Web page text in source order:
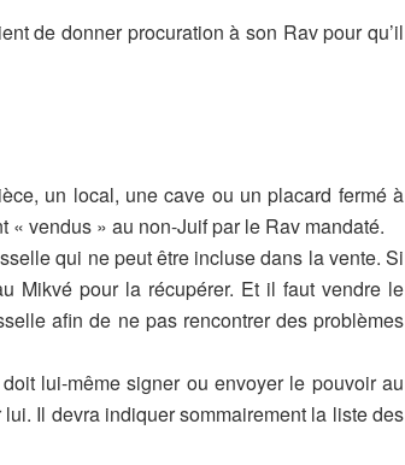
dedonner procuration à son Rav pour qu’il
un local, une cave ou un placard fermé à
« vendus » au non-Juif par le Rav mandaté.
qui ne peut être incluse dans la vente. Si
Mikvé pour la récupérer. Et il fautvendre le
afin de ne pas rencontrer des problèmes
lui-même signer ou envoyer le pouvoir au
Il devra indiquer sommairement la liste des